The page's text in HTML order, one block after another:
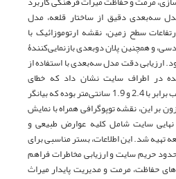
سه‌بعدی دقیق از ساختار قلعه، مدل
سطح زمین، نقشه ارتوموزائیک با
و همچنین پلان دوبعدی بازنمایی‌کنندۀ
ارزیابی دقت مدل سه‌بعدی با استفاده از
در اطراف سایت نشان داد که خطای
مسطحاتی و ارتفاعی مدل به‌ترتیب برابر با 2.4 و 1.9 سانتی‌متر بوده که بیانگر
بر این، نقشه توپوگرافی همراه با نمایش
سایت شامل کلیه عوارض طبیعی و
تهیه شد. این اطلاعات، بستر مناسبی برای
حریم سایت و ارزیابی مخاطرات فراهم
حفاظت، مرمت و مدیریت پایدار میراث